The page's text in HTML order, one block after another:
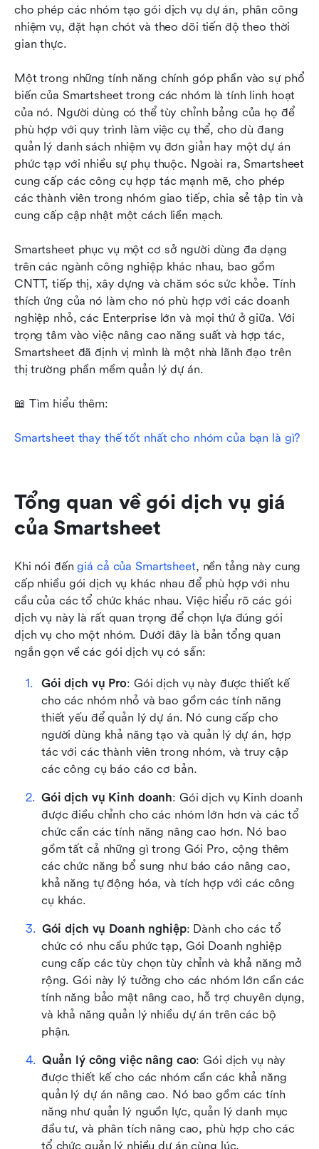
cho phép các nhóm tạo gói dịch vụ dự án, phân công
nhiệm vụ, đặt hạn chót và theo dõi tiến độ theo thời
gian thực.
Một trong những tính năng chính góp phần vào sự phổ
biến của Smartsheet trong các nhóm là tính linh hoạt
của nó. Người dùng có thể tùy chỉnh bảng của họ để
phù hợp với quy trình làm việc cụ thể, cho dù đang
quản lý danh sách nhiệm vụ đơn giản hay một dự án
phức tạp với nhiều sự phụ thuộc. Ngoài ra, Smartsheet
cung cấp các công cụ hợp tác mạnh mẽ, cho phép
các thành viên trong nhóm giao tiếp, chia sẻ tập tin và
cung cấp cập nhật một cách liền mạch.
Smartsheet phục vụ một cơ sở người dùng đa dạng
trên các ngành công nghiệp khác nhau, bao gồm
CNTT, tiếp thị, xây dựng và chăm sóc sức khỏe. Tính
thích ứng của nó làm cho nó phù hợp với các doanh
nghiệp nhỏ, các Enterprise lớn và mọi thứ ở giữa. Với
trọng tâm vào việc nâng cao năng suất và hợp tác,
Smartsheet đã định vị mình là một nhà lãnh đạo trên
thị trường phần mềm quản lý dự án.
📖 Tìm hiểu thêm:
Smartsheet thay thế tốt nhất cho nhóm của bạn là gì?
Tổng quan về gói dịch vụ giá
của Smartsheet
Khi nói đến giá cả của Smartsheet, nền tảng này cung
cấp nhiều gói dịch vụ khác nhau để phù hợp với nhu
cầu của các tổ chức khác nhau. Việc hiểu rõ các gói
dịch vụ này là rất quan trọng để chọn lựa đúng gói
dịch vụ cho một nhóm. Dưới đây là bản tổng quan
ngắn gọn về các gói dịch vụ có sẵn:
Gói dịch vụ Pro: Gói dịch vụ này được thiết kế
cho các nhóm nhỏ và bao gồm các tính năng
thiết yếu để quản lý dự án. Nó cung cấp cho
người dùng khả năng tạo và quản lý dự án, hợp
tác với các thành viên trong nhóm, và truy cập
các công cụ báo cáo cơ bản.
Gói dịch vụ Kinh doanh: Gói dịch vụ Kinh doanh
được điều chỉnh cho các nhóm lớn hơn và các tổ
chức cần các tính năng nâng cao hơn. Nó bao
gồm tất cả những gì trong Gói Pro, cộng thêm
các chức năng bổ sung như báo cáo nâng cao,
khả năng tự động hóa, và tích hợp với các công
cụ khác.
Gói dịch vụ Doanh nghiệp: Dành cho các tổ
chức có nhu cầu phức tạp, Gói Doanh nghiệp
cung cấp các tùy chọn tùy chỉnh và khả năng mở
rộng. Gói này lý tưởng cho các nhóm lớn cần các
tính năng bảo mật nâng cao, hỗ trợ chuyên dụng,
và khả năng quản lý nhiều dự án trên các bộ
phận.
Quản lý công việc nâng cao: Gói dịch vụ này
được thiết kế cho các nhóm cần các khả năng
quản lý dự án nâng cao. Nó bao gồm các tính
năng như quản lý nguồn lực, quản lý danh mục
đầu tư, và phân tích nâng cao, phù hợp cho các
tổ chức quản lý nhiều dự án cùng lúc.